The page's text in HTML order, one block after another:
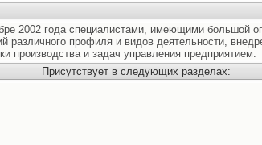
2002 года специалистами, имеющими большой
различного профиля и видов деятельности,
производства и задач управления предприятием.
Присутствует в следующих разделах: